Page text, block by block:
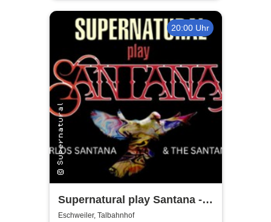
20:00 Uhr
Supernatural play Santana - A
Tribute to Carlos Santana
Eschweiler, Talbahnhof